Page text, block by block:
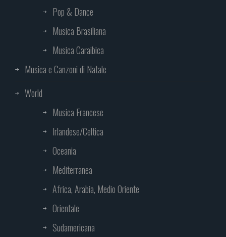
Pop & Dance
Musica Brasiliana
Musica Caraibica
Musica e Canzoni di Natale
World
Musica Francese
Irlandese/Celtica
Oceania
Mediterranea
Africa, Arabia, Medio Oriente
Orientale
Sudamericana